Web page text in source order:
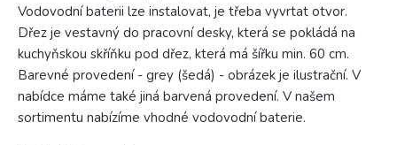
Vodovodní baterii lze instalovat, je třeba vyvrtat otvor.
Dřez je vestavný do pracovní desky, která se pokládá na
kuchyňskou skříňku pod dřez, která má šířku min. 60 cm.
Barevné provedení - grey (šedá) - obrázek je ilustrační. V
nabídce máme také jiná barvená provedení. V našem
sortimentu nabízíme vhodné vodovodní baterie.